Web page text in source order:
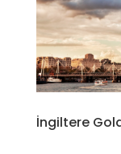
İngiltere